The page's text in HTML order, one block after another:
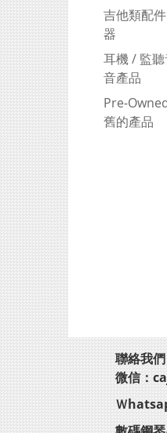
吉他類配
器
耳機 / 監
音產品
Pre-
舊的產品
聯絡我們
微信：
Ｗ